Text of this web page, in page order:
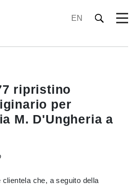
EN
ripristino
per
M. D'Ungheria a
che, a seguito della